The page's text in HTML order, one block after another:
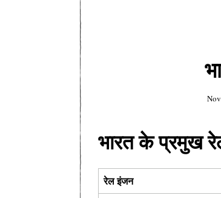
भारत के प्रमुख
रेल इंजन